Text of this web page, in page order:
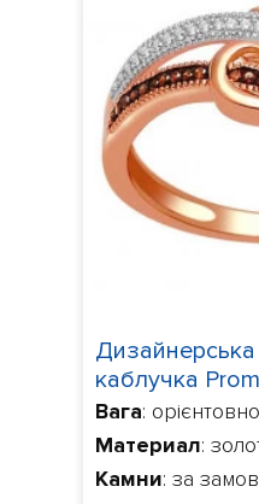
каблучка
Вага:
Материал:
Камни: за